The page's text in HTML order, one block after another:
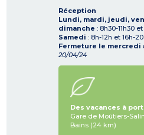
Réception
Lundi, mardi, jeudi,
dimanche : 8h30-11h30 et
Samedi : 8h-12h et 16h-
Fermeture le mercredi
20/04/24
Des vacances à
Gare de Moûtiers-
Bains (24 km)